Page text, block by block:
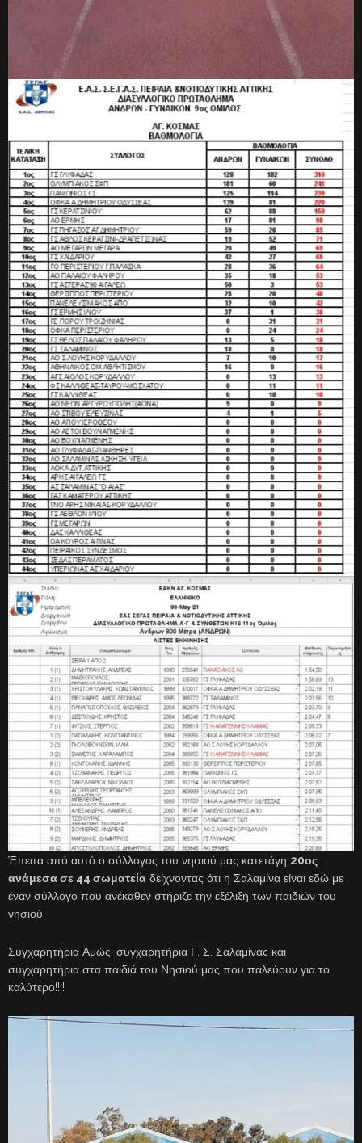
Έπειτα από αυτό ο σύλλογος του νησιού μας κατετάγη 20ος
ανάμεσα σε 44 σωματεία δείχνοντας ότι η Σαλαμίνα είναι εδώ με
έναν σύλλογο που ανέκαθεν στήριζε την εξέλιξη των παιδιών του
νησιού.
Συγχαρητήρια Αμώς, συγχαρητήρια Γ. Σ. Σαλαμίνας και
συγχαρητήρια στα παιδιά του Νησιού μας που παλεύουν για το
καλύτερο!!!!